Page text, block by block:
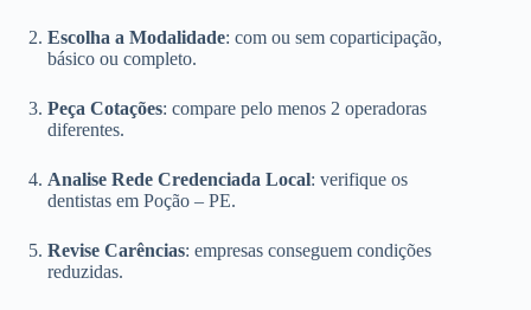
Escolha a Modalidade: com ou sem coparticipação,
básico ou completo.
Peça Cotações: compare pelo menos 2 operadoras
diferentes.
Analise Rede Credenciada Local: verifique os
dentistas em Poção – PE.
Revise Carências: empresas conseguem condições
reduzidas.